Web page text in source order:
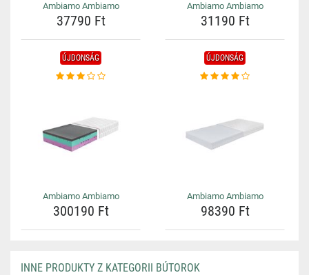
Ambiamo Ambiamo
37790 Ft
Ambiamo Ambiamo
31190 Ft
ÚJDONSÁG
Ambiamo Ambiamo
300190 Ft
ÚJDONSÁG
Ambiamo Ambiamo
98390 Ft
INNE PRODUKTY Z KATEGORII BÚTOROK